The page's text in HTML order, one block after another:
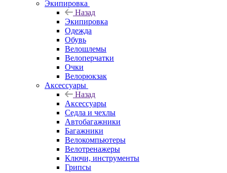
Экипировка
Назад
Экипировка
Одежда
Обувь
Велошлемы
Велоперчатки
Очки
Велорюкзак
Аксессуары
Назад
Аксессуары
Седла и чехлы
Автобагажники
Багажники
Велокомпьютеры
Велотренажеры
Ключи, инструменты
Грипсы